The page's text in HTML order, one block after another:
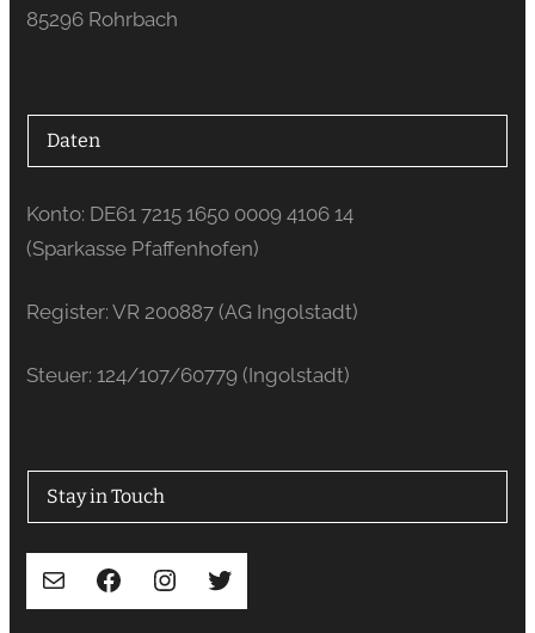
85296 Rohrbach
Daten
Konto: DE61 7215 1650 0009 4106 14
(Sparkasse Pfaffenhofen)
Register: VR 200887 (AG Ingolstadt)
Steuer: 124/107/60779 (Ingolstadt)
Stay in Touch
E-Mail Facebook Instagram Twitter